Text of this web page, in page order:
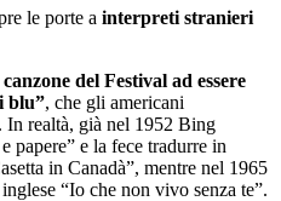
le porte a interpreti stranieri
del Festival ad essere
blu”, che gli americani
In realtà, già nel 1952 Bing
papere” e la fece tradurre in
in Canadà”, mentre nel 1965
“Io che non vivo senza te”.